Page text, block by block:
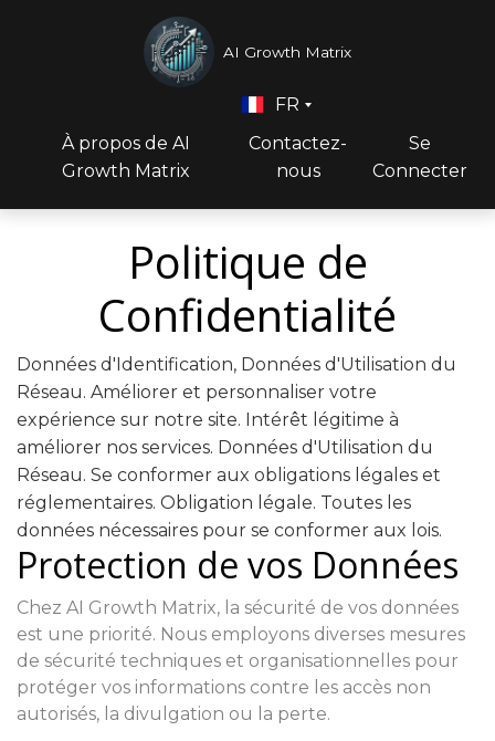
AI Growth Matrix
À propos de AI
Growth Matrix
Contactez-
nous
Se
Connecter
FR
Politique de
Confidentialité
Données d'Identification, Données d'Utilisation du
Réseau. Améliorer et personnaliser votre
expérience sur notre site. Intérêt légitime à
améliorer nos services. Données d'Utilisation du
Réseau. Se conformer aux obligations légales et
réglementaires. Obligation légale. Toutes les
données nécessaires pour se conformer aux lois.
Protection de vos Données
Chez AI Growth Matrix, la sécurité de vos données
est une priorité. Nous employons diverses mesures
de sécurité techniques et organisationnelles pour
protéger vos informations contre les accès non
autorisés, la divulgation ou la perte.